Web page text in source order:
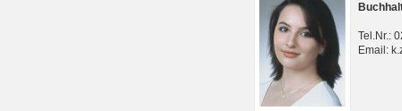
Tel.Nr.:
Email: